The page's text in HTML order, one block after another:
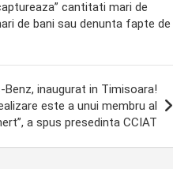
cantitati mari de
de bani sau denunta fapte de
inaugurat in Timisoara!
este a unui membru al
a spus presedinta CCIAT